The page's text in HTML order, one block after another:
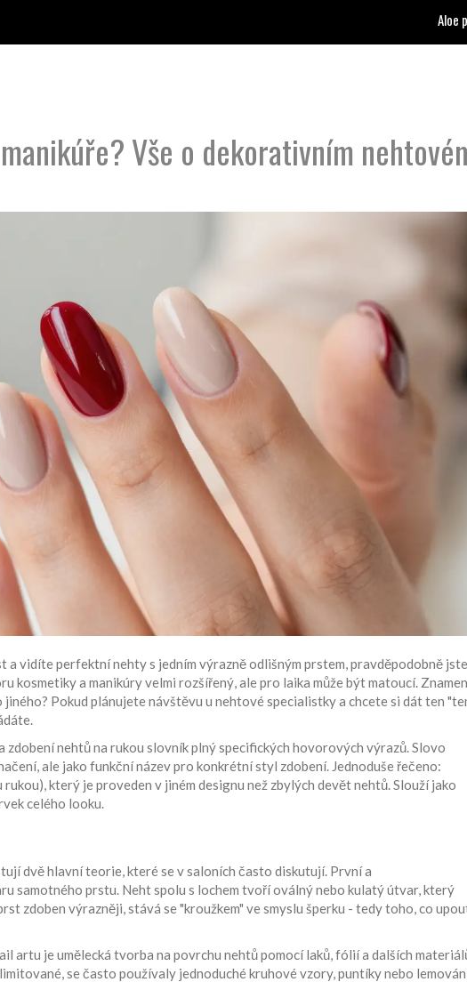
Aloe
Vše o dekorativním
a vidíte perfektní nehty s jedním výrazně odlišným prstem, pravděpodobně jste
kosmetiky a manikúry velmi rozšířený, ale pro laika může být matoucí.
Pokud plánujete návštěvu u nehtové specialistky a chcete si dát ten
zdobení nehtů na rukou slovník plný specifických hovorových výrazů. Slovo
ale jako funkční název pro konkrétní styl zdobení. Jednoduše řečeno:
který je proveden v jiném designu než zbylých devět nehtů. Slouží jako
celého looku.
dvě hlavní teorie, které se v saloních často diskutují. První a
samotného prstu. Neht spolu s lochem tvoří oválný nebo kulatý útvar, který
zdoben výrazněji, stává se "kroužkem" ve smyslu šperku - tedy toho, co
artu jeumělecká tvorba na povrchu nehtů pomocí laků, fólií a dalších
se často používaly jednoduché kruhové vzory, puntíky nebo